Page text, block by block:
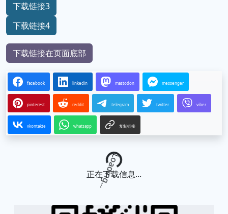
下载链接3
下载链接4
下载链接在页面底部
facebook linkedin mastodon messenger
pinterest reddit telegram twitter viber
vkontakte whatsapp 复制链接
Loading...
正在下载信息...